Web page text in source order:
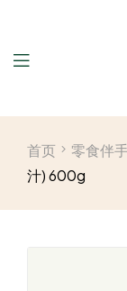
首页 零食伴
汁) 600g